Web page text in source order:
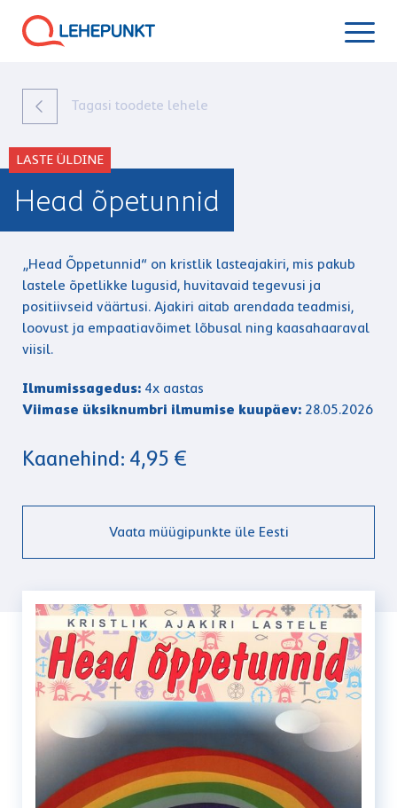
Tagasi toodete lehele
LASTE ÜLDINE
Head õpetunnid
„Head Õppetunnid“ on kristlik lasteajakiri, mis pakub
lastele õpetlikke lugusid, huvitavaid tegevusi ja
positiivseid väärtusi. Ajakiri aitab arendada teadmisi,
loovust ja empaatiavõimet lõbusal ning kaasahaaraval
viisil.
Ilmumissagedus: 4x aastas
Viimase üksiknumbri ilmumise kuupäev: 28.05.2026
Kaanehind: 4,95 €
Vaata müügipunkte üle Eesti